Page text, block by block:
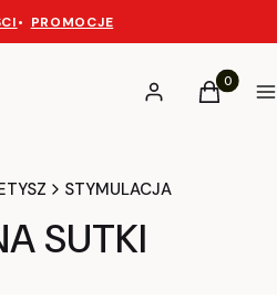
• PROMOCJE
Zaloguj sięProdukty
Koszyk
STYMULACJA
SUTKI